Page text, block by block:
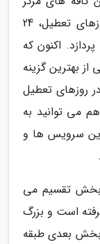
است که در تمامی روزهای سال، حتی روزهای تعطیل، 24
اکنون که
بهترین گزینه
روزهای تعطیل
می توانید به
سرویس ها و
بخش تقسیم می
است و بزرگ
بعدی طبقه